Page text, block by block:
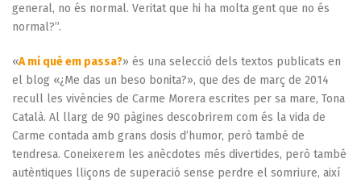
general, no és normal. Veritat que hi ha molta gent que no és
normal?”.
«A mi què em passa?» és una selecció dels textos publicats en
el blog «¿Me das un beso bonita?», que des de març de 2014
recull les vivències de Carme Morera escrites per sa mare, Tona
Català. Al llarg de 90 pàgines descobrirem com és la vida de
Carme contada amb grans dosis d’humor, però també de
tendresa. Coneixerem les anècdotes més divertides, però també
autèntiques lliçons de superació sense perdre el somriure, així